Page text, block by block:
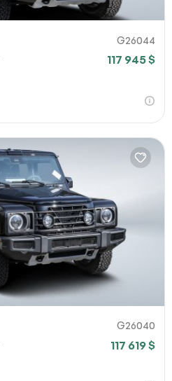
G26044
117 945 $
G26040
117 619 $